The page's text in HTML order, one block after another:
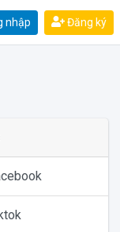
nhập Đăng ký